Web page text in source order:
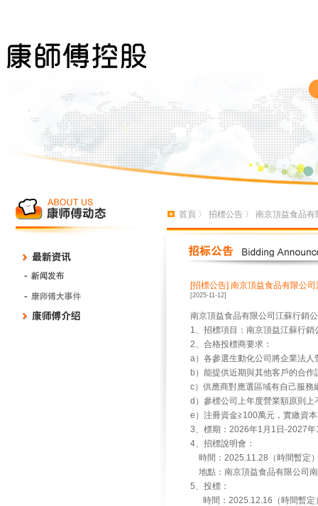
首頁 〉 招標公告 〉 南京頂益食品
[招標公告] 南京頂益食品有限公
[2025-11-12]
南京頂益食品有限公司江蘇行銷
1、招標項目：南京頂益江蘇行
2、合格投標商要求：
a）各參選生動化公司將企業法
b）能提供近期與其他客戶的合
c）供應商對應選區域有自己服
d）參標公司上年度營業額原則
e）注冊資金≧100萬元，實繳資
3、標期：2026年1月1日-2027
4、招標說明會：
時間：2025.11.28（時間暫定
地點：南京頂益食品有限公司
5、投標：
時間：2025.12.16（時間暫定